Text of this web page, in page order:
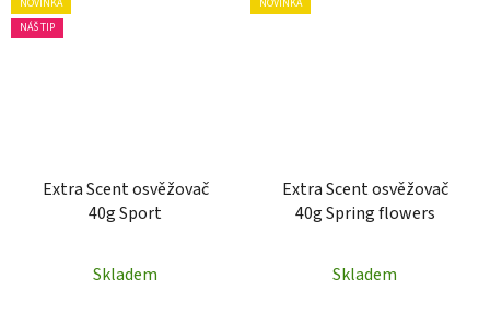
NOVINKA
NÁŠ TIP
Extra Scent osvěžovač
40g Sport
Skladem
NOVINKA
Extra Scent osvěžovač
40g Spring flowers
Skladem